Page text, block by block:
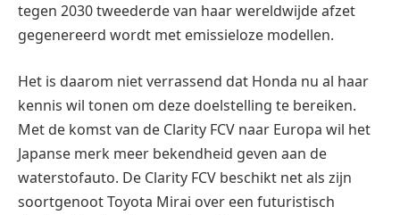
tegen 2030 tweederde van haar wereldwijde afzet
gegenereerd wordt met emissieloze modellen.
Het is daarom niet verrassend dat Honda nu al haar
kennis wil tonen om deze doelstelling te bereiken.
Met de komst van de Clarity FCV naar Europa wil het
Japanse merk meer bekendheid geven aan de
waterstofauto. De Clarity FCV beschikt net als zijn
soortgenoot Toyota Mirai over een futuristisch